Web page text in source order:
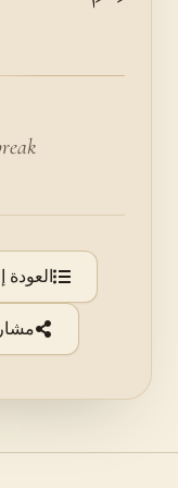
العودة